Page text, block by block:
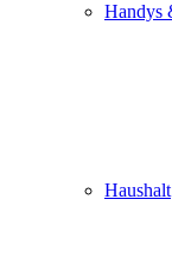
Handys
Haushalt